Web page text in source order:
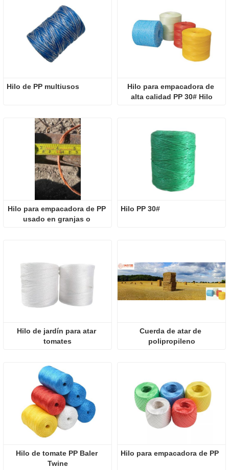
Hilo de PP multiusos
Hilo para empacadora de
alta calidad PP 30# Hilo
Hilo para empacadora de PP
usado en granjas o
Hilo PP 30#
Hilo de jardín para atar
tomates
Cuerda de atar de
polipropileno
Hilo de tomate PP Baler
Twine
Hilo para empacadora de PP